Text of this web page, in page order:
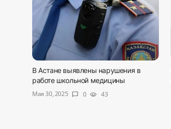
В Астане выявлены нарушения в
работе школьной медицины
Мая 30, 2025
chat_bubble 0 visibility 43